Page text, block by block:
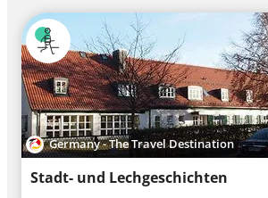
Germany - The Travel Destination
Stadt- und Lechgeschichten